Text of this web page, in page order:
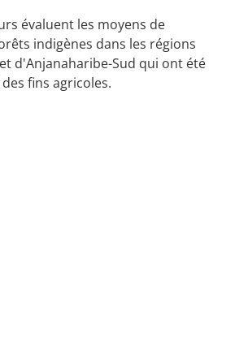
évaluent les moyens de
indigènes dans les régions
d'Anjanaharibe-Sud qui ont été
fins agricoles.